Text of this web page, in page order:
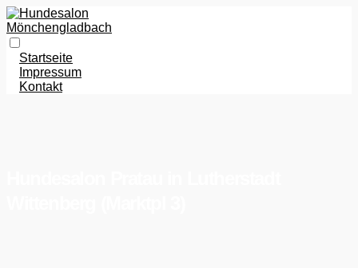
Startseite
Impressum
Kontakt